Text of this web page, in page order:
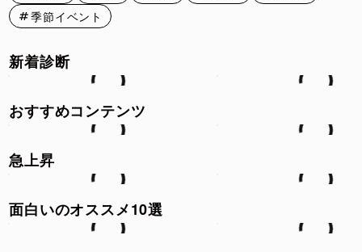
季節イベント
新着診断
おすすめコンテンツ
急上昇
面白いのオススメ10選